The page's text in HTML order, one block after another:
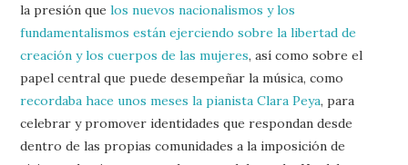
la presión quelos nuevos nacionalismos y los
fundamentalismos están ejerciendo sobre la libertad de
creación y los cuerpos de las mujeres, así como sobre el
papel central que puede desempeñar la música, como
recordaba hace unos meses la pianista Clara Peya, para
celebrar y promover identidades que respondan desde
dentro de las propias comunidades a la imposición de